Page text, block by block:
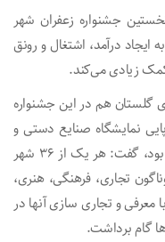
جشنواره زعفران شهر
درآمد، اشتغال و رونق
زیادی می‌کند.
گلستان هم در این جشنواره
نمایشگاه صنایع دستی و
نمایش دستگاه‌های خشک‌کن زعفران همراه بود، گفت: هر یک از ۳۶ شهر
تجاری، فرهنگی، هنری،
معرفی و تجاری سازی آنها در
گام برداشت.